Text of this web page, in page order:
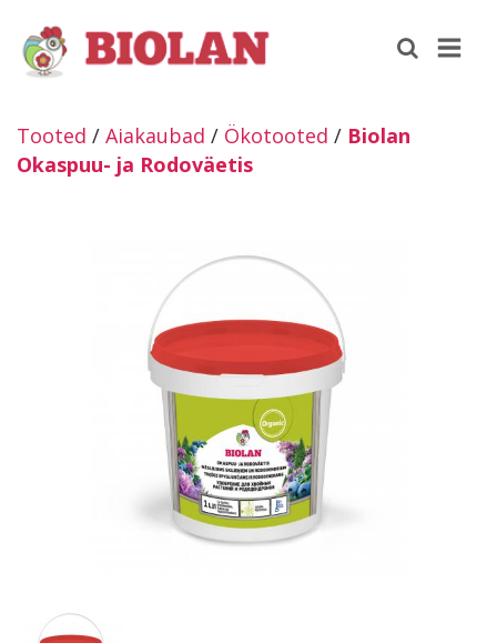
Tooted / Aiakaubad / Ökotooted / Biolan
Okaspuu- ja Rodoväetis